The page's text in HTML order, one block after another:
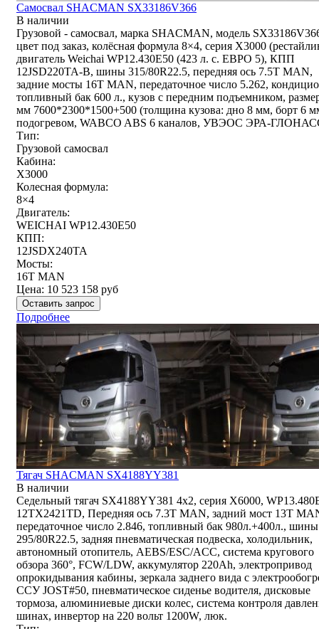
Самосвал SHACMAN SX33186V366
В наличии
Грузовой - самосвал, марка SHACMAN, модель
цвет под заказ, колёсная формула 8×4, серия X3000
двигатель Weichai WP12.430E50 (423 л. с. ЕВРО 5), КПП
12JSD220TA-В, шины 315/80R22.5, передняя ось 7.5T MAN,
задние мосты 16T MAN, передаточное число 5.262,
топливный бак 600 л., кузов с передним подъемником,
мм 7600*2300*1500+500 (толщина кузова: дно 8 мм, борт 6
подогревом, WABCO ABS 6 каналов, УВЭОС ЭРА-
Тип:
Грузовой самосвал
Кабина:
X3000
Колесная формула:
8×4
Двигатель:
WEICHAI WP12.430E50
КПП:
12JSDX240TA
Мосты:
16T MAN
Цена: 10 523 158 руб
Оставить запрос
Подробнее
Тягач SHACMAN SX4188YY381
В наличии
Седельный тягач SX4188YY381 4x2, серия X6000,
12TX2421TD, Передняя ось 7.3Т MAN, задний мост 13T
передаточное число 2.846, топливный бак 980л.+400л., шины
295/80R22.5, задняя пневматическая подвеска, холодильник,
автономный отопитель, AEBS/ESC/ACC, система кругового
обзора 360°, FCW/LDW, аккумулятор 220Ah, электропривод
опрокидывания кабины, зеркала заднего вида с
ССУ JOST#50, пневматическое сиденье водителя, дисковые
тормоза, алюминиевые диски колес, система контроля
шинах, инвертор на 220 вольт 1200W, люк.